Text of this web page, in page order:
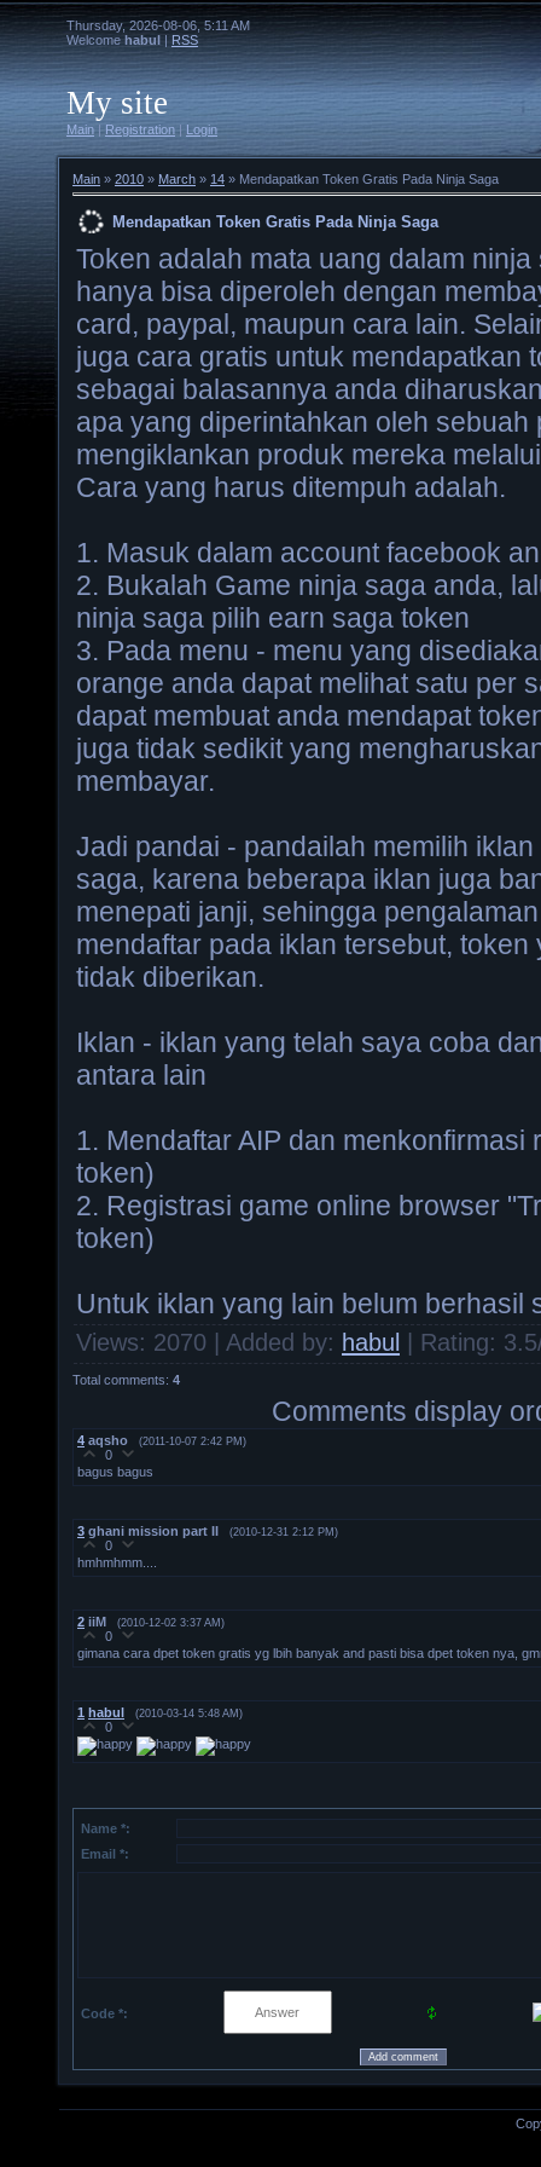
Thursday, 2026-08-06, 5:11 AM
Welcome habul | RSS
My site
Main|Registration| Login
Main » 2010 » March » 14 » Mendapatkan Token Gratis Pada Ninja Saga
Mendapatkan Token Gratis Pada Ninja Saga
Token adalah mata uang dalam
hanya bisa diperoleh dengan
card, paypal, maupun cara lain.
juga cara gratis untuk mendapatkan
sebagai balasannya anda
apa yang diperintahkan oleh sebuah
mengiklankan produk mereka
Cara yang harus ditempuh adalah.
1. Masuk dalam account facebook
2. Bukalah Game ninja saga anda,
ninja saga pilih earn saga token
3. Pada menu - menu yang
orange anda dapat melihat satu per
dapat membuat anda mendapat
juga tidak sedikit yang
membayar.
Jadi pandai - pandailah memilih
saga, karena beberapa iklan juga
menepati janji, sehingga
mendaftar pada iklan tersebut, token
tidak diberikan.
Iklan - iklan yang telah saya coba
antara lain
1. Mendaftar AIP dan menkonfirmasi
token)
2. Registrasi game online browser
token)
Untuk iklan yang lain belum berhasil
Views: 2070 | Added by: habul | Rating: 3.5
Total comments: 4
Comments display
4 aqsho (2011-10-07 2:42 PM)
0
bagus bagus
3 ghani mission part II (2010-12-31 2:12 PM)
0
hmhmhmm....
2 iiM (2010-12-02 3:37 AM)
0
gimana cara dpet token gratis yg lbih banyak and pasti bisa dpet token nya,
1 habul (2010-03-14 5:48 AM)
0
Name *:
Email *:
Code *: